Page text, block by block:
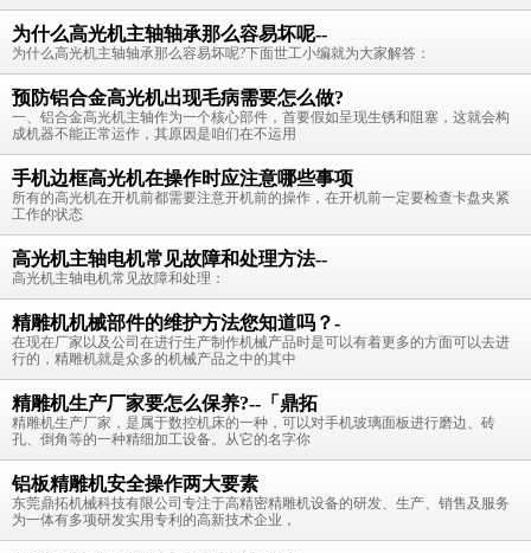
为什么高光机主轴轴承那么容易坏呢--
为什么高光机主轴轴承那么容易坏呢?下面世工小编就为大家解答：
预防铝合金高光机出现毛病需要怎么做?
一、铝合金高光机主轴作为一个核心部件，首要假如呈现生锈和阻塞，这就会构
成机器不能正常运作，其原因是咱们在不运用
手机边框高光机在操作时应注意哪些事项
所有的高光机在开机前都需要注意开机前的操作，在开机前一定要检查卡盘夹紧
工作的状态
高光机主轴电机常见故障和处理方法--
高光机主轴电机常见故障和处理：
精雕机机械部件的维护方法您知道吗？-
在现在厂家以及公司在进行生产制作机械产品时是可以有着更多的方面可以去进
行的，精雕机就是众多的机械产品之中的其中
精雕机生产厂家要怎么保养?--「鼎拓
精雕机生产厂家，是属于数控机床的一种，可以对手机玻璃面板进行磨边、砖
孔、倒角等的一种精细加工设备。从它的名字你
铝板精雕机安全操作两大要素
东莞鼎拓机械科技有限公司专注于高精密精雕机设备的研发、生产、销售及服务
为一体有多项研发实用专利的高新技术企业，